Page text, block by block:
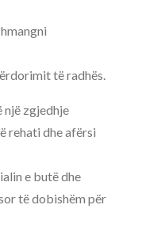
të radhës.
një zgjedhje
rehati dhe afërsi
e butë dhe
të dobishëm për